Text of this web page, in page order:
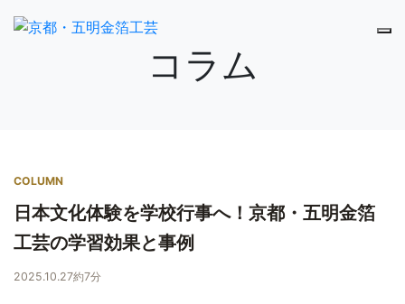
コラム
COLUMN
日本文化体験を学校行事へ！京都・五明金箔
工芸の学習効果と事例
2025.10.27約7分